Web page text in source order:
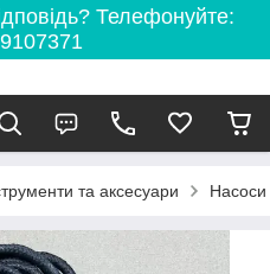
Телефонуйте:
та аксесуари Насоси